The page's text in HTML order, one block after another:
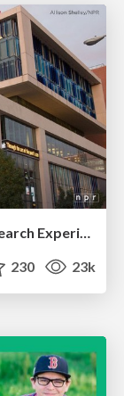
"I'm Feeling Lucky" - Building Great Search Experiences for Today's Users (#IAC19)
230 23k